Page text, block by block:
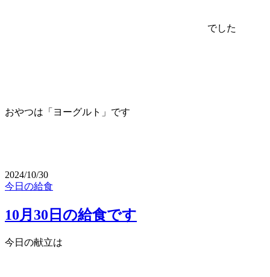
でした
おやつは「ヨーグルト」です
2024/10/30
今日の給食
10月30日の給食です
今日の献立は